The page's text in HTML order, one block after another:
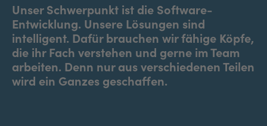
Unser Schwerpunkt ist die Software-
Entwicklung. Unsere Lösungen sind
intelligent. Dafür brauchen wir fähige Köpfe,
die ihr Fach verstehen und gerne im Team
arbeiten. Denn nur aus verschiedenen Teilen
wird ein Ganzes geschaffen.